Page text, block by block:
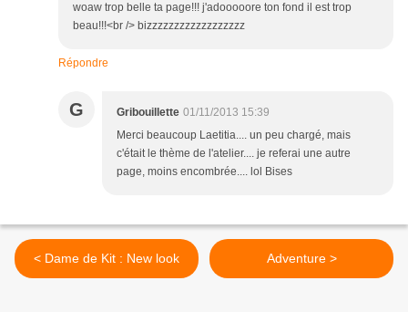
woaw trop belle ta page!!! j'adooooore ton fond il est trop
beau!!!<br /> bizzzzzzzzzzzzzzzzzz
Répondre
G Gribouillette 01/11/2013 15:39
Merci beaucoup Laetitia.... un peu chargé, mais
c'était le thème de l'atelier.... je referai une autre
page, moins encombrée.... lol Bises
< Dame de Kit : New look Adventure >